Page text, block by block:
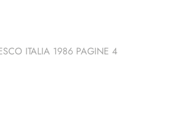
ITALIA 1986 PAGINE 4